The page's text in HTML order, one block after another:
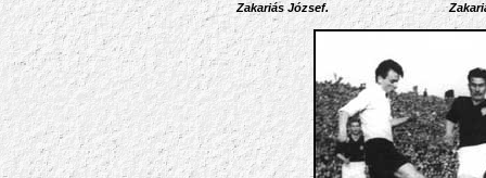
Zakariás József.